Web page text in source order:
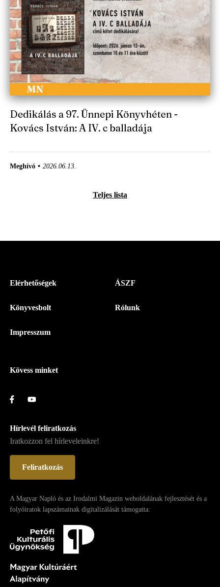
Dedikálás a 97. Ünnepi Könyvhéten -
Kovács István: A IV. c balladája
Meghívó 2026.06.13.
Teljes lista
Menü
Magyar
-
Elérhetőségek
Könyvesbolt
Impresszum
ÁSZF
Rólunk
Kövess minket
Hírlevél feliratkozás
Iratkozzon fel hírleveleinkre!
Feliratkozás
A Magyar Napló és az Irodalmi Magazin weboldalának fejlesztését és a
folyóiratok lapszámainak digitalizálását támogatta: